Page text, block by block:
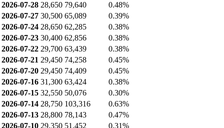
2026-07-28 28,650 79,640
0.48%
2026-07-27 30,500 65,089
0.39%
2026-07-24 28,650 62,285
0.38%
2026-07-23 30,400 62,856
0.38%
2026-07-22 29,700 63,439
0.38%
2026-07-21 29,450 74,258
0.45%
2026-07-20 29,450 74,409
0.45%
2026-07-16 31,300 63,424
0.38%
2026-07-15 32,550 50,076
0.30%
2026-07-14 28,750 103,316
0.63%
2026-07-13 28,800 78,143
0.47%
2026-07-10 29,350 51,452
0.31%